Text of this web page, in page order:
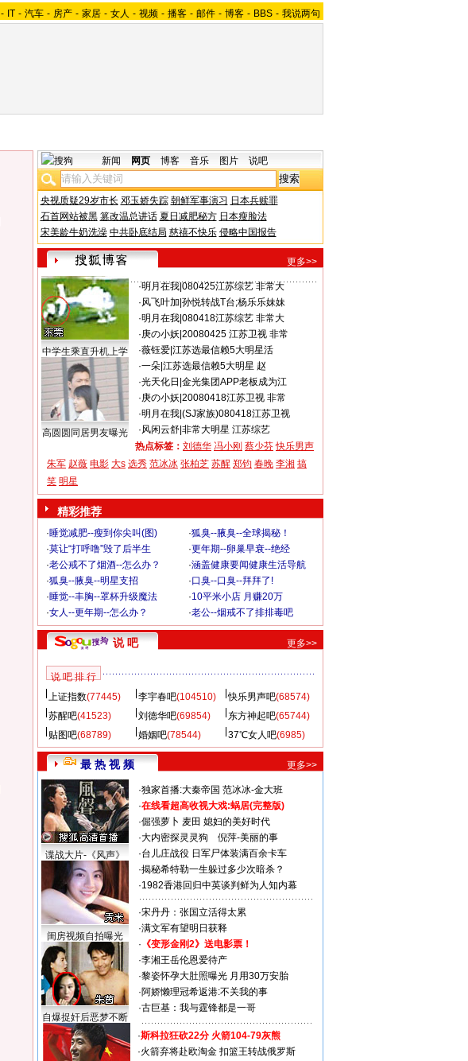
- IT - 汽车 - 房产 - 家居 - 女人 - 视频 - 播客 - 邮件 - 博客 - BBS - 我说两句
新闻 网页 博客 音乐 图片 说吧
央视质疑29岁市长 邓玉娇失踪 朝鲜军事演习 日本兵赎罪
石首网站被黑 篡改温总讲话 夏日减肥秘方 日本瘦脸法
宋美龄牛奶洗澡 中共卧底结局 慈禧不快乐 侵略中国报告
更多>>
中学生乘直升机上学
高圆圆同居男友曝光
·明月在我| 080425江苏综艺 非常大
·风飞叶加 孙悦转战T台;杨乐乐妹妹
·明月在我| 080418江苏综艺 非常大
·庚の小妖| 20080425 江苏卫视 非常
·薇钰爱| 江苏选最信赖5大明星活
·一朵| 江苏选最信赖5大明星 赵
·光天化日 金光集团APP老板成为江
·庚の小妖| 20080418江苏卫视 非常
·明月在我| (SJ家族)080418江苏卫视
·风闲云舒| 非常大明星 江苏综艺
热点标签： 刘德华 冯小刚 蔡少芬 快乐男声
朱军 赵薇 电影 大s 选秀 范冰冰 张柏芝 苏醒 郑钧 春晚 李湘 搞
笑 明星
精彩推荐
·睡觉减肥--瘦到你尖叫(图) ·狐臭--腋臭--全球揭秘！
·莫让“打呼噜”毁了后半生 ·更年期--卵巢早衰--绝经
·老公戒不了烟酒--怎么办？ ·涵盖健康要闻健康生活导航
·狐臭--腋臭--明星支招 ·口臭--口臭--拜拜了!
·睡觉--丰胸--罩杯升级魔法 ·10平米小店 月赚20万
·女人--更年期--怎么办？ ·老公--烟戒不了排排毒吧
说 吧 更多>>
说 吧 排 行
上证指数(77445) 李宇春吧(104510) 快乐男声吧(68574)
苏醒吧(41523) 刘德华吧(69854) 东方神起吧(65744)
贴图吧(68789) 婚姻吧(78544) 37℃女人吧(6985)
最 热 视 频 更多>>
谍战大片-《风声》
闺房视频自拍曝光
自爆捉奸后恶梦不断
·独家首播:大秦帝国 范冰冰-金大班
·在线看超高收视大戏:蜗居(完整版)
·倔强萝卜 麦田 媳妇的美好时代
·大内密探灵灵狗
倪萍-美丽的事
·台儿庄战役 日军尸体装满百余卡车
·揭秘希特勒一生躲过多少次暗杀？
·1982香港回归中英谈判鲜为人知内幕
·宋丹丹：张国立活得太累
·满文军有望明日获释
· 《变形金刚2》送电影票！
·李湘王岳伦恩爱待产
·黎姿怀孕大肚照曝光 月用30万安胎
·阿娇懒理冠希返港:不关我的事
·古巨基：我与霆锋都是一哥
·斯科拉狂砍22分 火箭104-79灰熊
·火箭弃将赴欧淘金 扣篮王转战俄罗斯